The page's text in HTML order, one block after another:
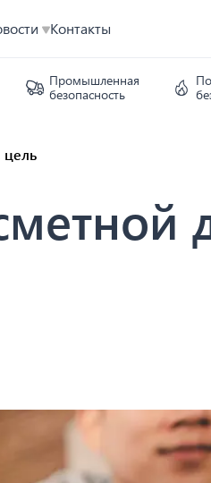
Контакты
Промышленная
безопасность
цель